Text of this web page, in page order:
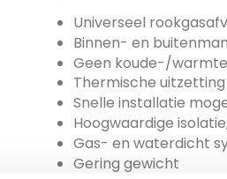
Universeel
Binnen- en
Geen koude-/
Thermische
Snelle installatie
Hoogwaardige
Gas- en waterdicht
Gering gewicht